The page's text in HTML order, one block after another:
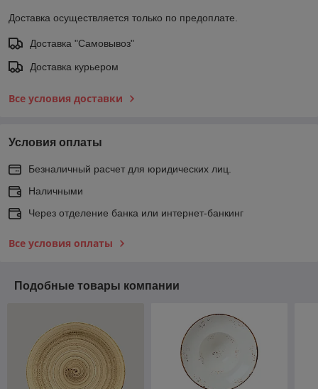
Доставка осуществляется только по предоплате.
Доставка "Самовывоз"
Доставка курьером
Все условия доставки
Условия оплаты
Безналичный расчет для юридических лиц.
Наличными
Через отделение банка или интернет-банкинг
Все условия оплаты
Подобные товары компании